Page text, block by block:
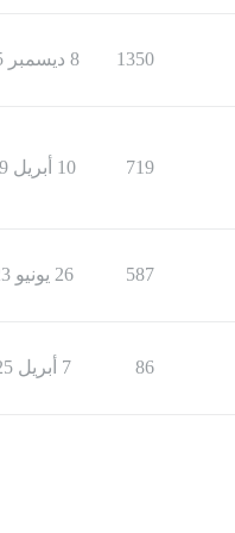
1350 8 ديسمبر 2025
719 10 أبريل 2019
587 26 يونيو 2023
86 7 أبريل 2025